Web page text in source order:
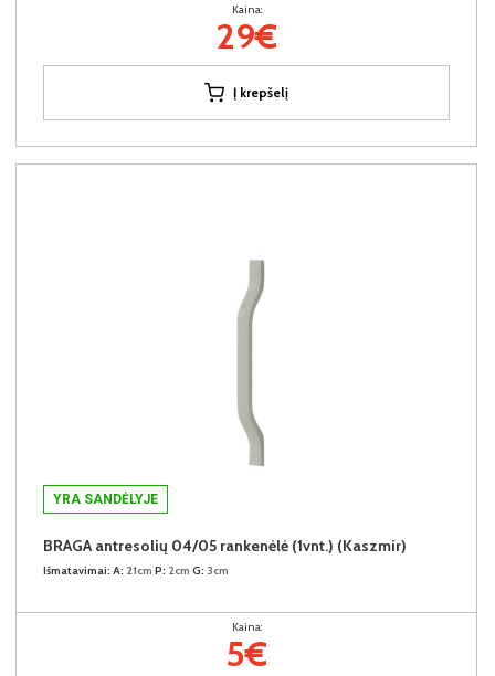
Kaina:
29€
Į krepšelį
YRA SANDĖLYJE
BRAGA antresolių 04/05 rankenėlė (1vnt.) (Kaszmir)
Išmatavimai: A: 21cm P: 2cm G: 3cm
Kaina:
5€